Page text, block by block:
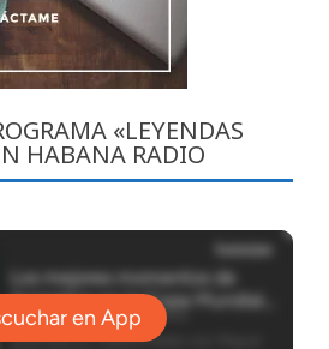
«LEYENDAS
HABANA RADIO